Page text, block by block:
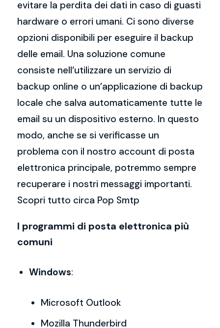
evitare la perdita dei dati in caso di guasti
hardware o errori umani. Ci sono diverse
opzioni disponibili per eseguire il backup
delle email. Una soluzione comune
consiste nell’utilizzare un servizio di
backup online o un’applicazione di backup
locale che salva automaticamente tutte le
email su un dispositivo esterno. In questo
modo, anche se si verificasse un
problema con il nostro account di posta
elettronica principale, potremmo sempre
recuperare i nostri messaggi importanti.
Scopri tutto circa Pop Smtp
I programmi di posta elettronica più
comuni
Windows:
Microsoft Outlook
Mozilla Thunderbird